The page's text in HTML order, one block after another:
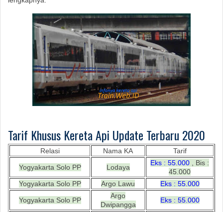
Tarif Khusus Kereta Api Update Terbaru 2020
Relasi Nama KA Tarif
Yogyakarta Solo PP Lodaya
Eks : 55.000 , Bis :
45.000
Yogyakarta Solo PP
Argo Lawu Eks : 55.000
Yogyakarta Solo PP
Argo
Dwipangga
Eks : 55.000